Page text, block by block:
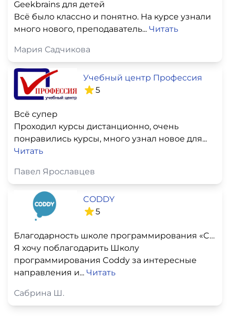
Geekbrains для детей
Всё было классно и понятно. На курсе узнали
много нового, преподаватель... Читать
Мария Садчикова
Учебный центр Профессия
5
Всё супер
Проходил курсы дистанционно, очень
понравились курсы, много узнал новое для...
Читать
Павел Ярославцев
CODDY
5
Благодарность школе программирования «Coddy»
Я хочу поблагодарить Школу
программирования Coddy за интересные
направления и... Читать
Сабрина Ш.